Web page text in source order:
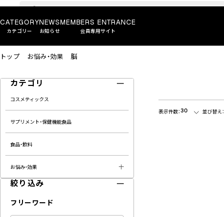
CATEGORY
カテゴリー
NEWS
お知らせ
MEMBERS ENTRANCE
会員専用サイト
トップ お悩み・効果 脳
カテゴリ
コスメティックス
サプリメント・保健機能食品
食品・飲料
お悩み・効果
絞り込み
フリーワード
表示件数：30 並び替え：